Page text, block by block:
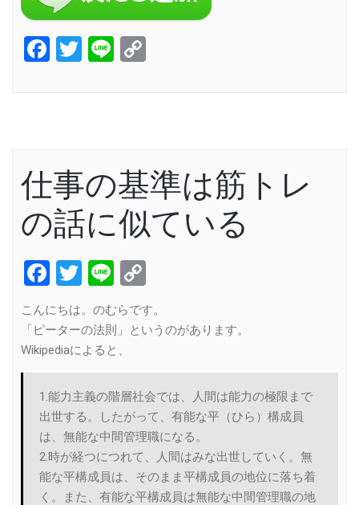
Facebook
Twitter
Line
仕事の基準は筋トレ
の話に似ている
Facebook
Twitter
Line
Link
こんにちは。のむらです。
「ピーターの法則」というのがあります。
Wikipediaによると、
1.能力主義の階層社会では、人間は能力の極限まで
出世する。したがって、有能な平（ひら）構成員
は、無能な中間管理職になる。
2.時が経つにつれて、人間はみな出世していく。無
能な平構成員は、そのまま平構成員の地位に落ち着
く。また、有能な平構成員は無能な中間管理職の地